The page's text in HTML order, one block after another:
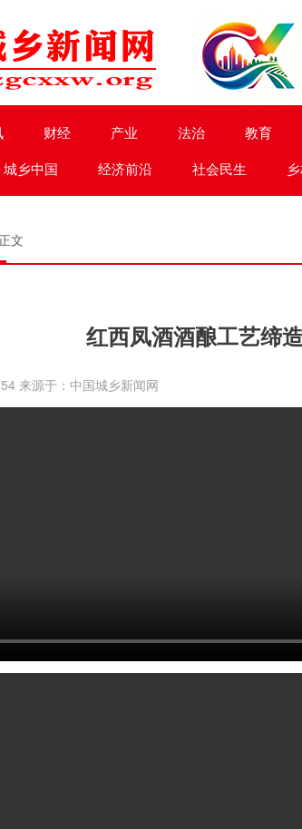
财经 产业 法治 教育
城乡中国 经济前沿 社会民生
文
红西凤酒酒酿工艺缔
来源于：中国城乡新闻网